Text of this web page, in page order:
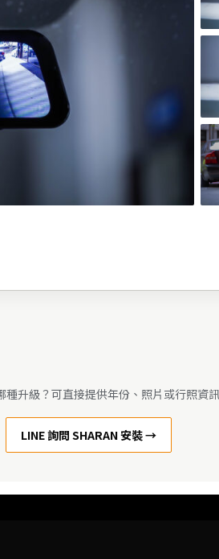
種升級？可直接提供年份、照片或行照資
LINE 詢問 SHARAN 安裝 →